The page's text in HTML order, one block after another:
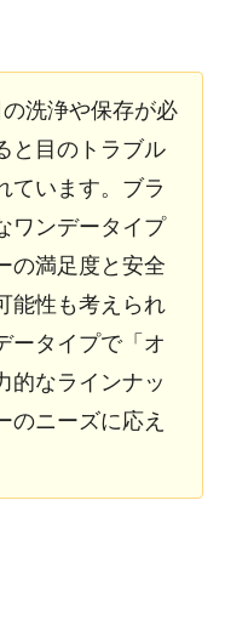
洗浄や保存が必
と目のトラブル
ています。ブラ
ワンデータイプ
の満足度と安全
能性も考えられ
ータイプで「オ
的なラインナッ
のニーズに応え